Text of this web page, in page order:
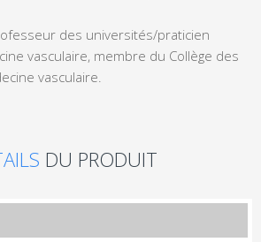
des universités/praticien
vasculaire, membre du Collège des
vasculaire.
DU PRODUIT